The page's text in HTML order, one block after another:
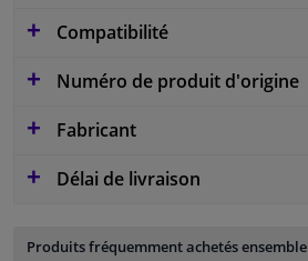
Compatibilité
Numéro de produit d'origine
Fabricant
Délai de livraison
Produits fréquemment achetés ensemble